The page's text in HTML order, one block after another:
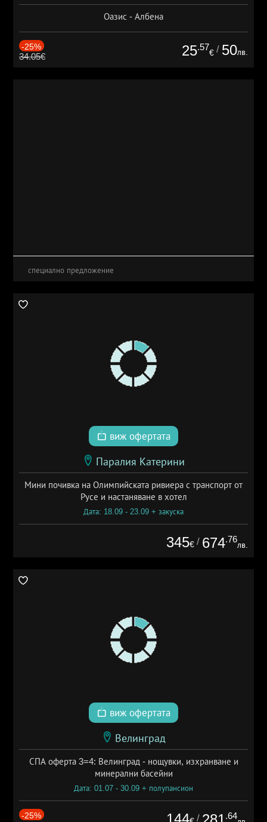
Оазис - Албена
-25%
34.05€ 25.57
€ / 50лв.
специално предложение
виж офертата
Паралия Катерини
Мини почивка на Олимпийската ривиера с транспорт от
Русе и настаняване в хотел
Дата: 18.09 - 23.09 + закуска
345€ / 674.76
лв.
виж офертата
Велинград
СПА оферта 3=4: Велинград - нощувки, изхранване и
минерални басейни
Дата: 01.07 - 30.09 + полупансион
-25% 144 / .64